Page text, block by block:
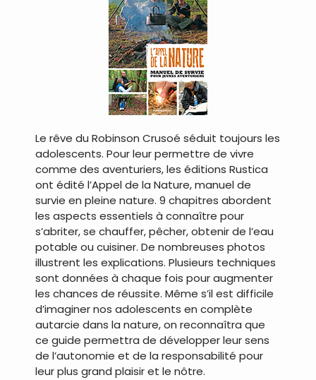
Le rêve du Robinson Crusoé séduit toujours les
adolescents. Pour leur permettre de vivre
comme des aventuriers, les éditions Rustica
ont édité l’Appel de la Nature, manuel de
survie en pleine nature. 9 chapitres abordent
les aspects essentiels à connaître pour
s’abriter, se chauffer, pêcher, obtenir de l’eau
potable ou cuisiner. De nombreuses photos
illustrent les explications. Plusieurs techniques
sont données à chaque fois pour augmenter
les chances de réussite. Même s’il est difficile
d’imaginer nos adolescents en complète
autarcie dans la nature, on reconnaîtra que
ce guide permettra de développer leur sens
de l’autonomie et de la responsabilité pour
leur plus grand plaisir et le nôtre.